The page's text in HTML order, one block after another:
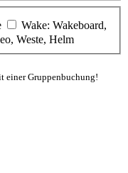
Wake: Wakeboard,
Weste, Helm
einer Gruppenbuchung!